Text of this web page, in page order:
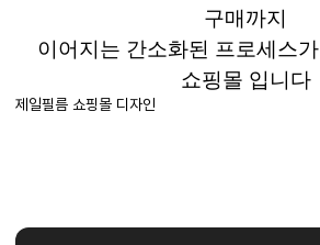
구매까지
이어지는 간소화된 프로세스가
쇼핑몰 입니다
제일필름 쇼핑몰 디자인